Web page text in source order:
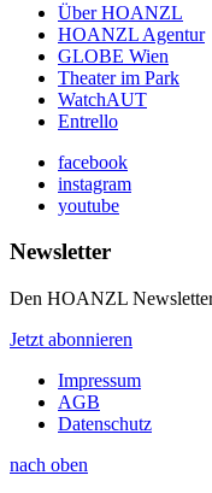
Über HOANZL
HOANZL Agentur
GLOBE Wien
Theater im Park
WatchAUT
Entrello
facebook
instagram
youtube
Newsletter
Den HOANZL
Jetzt abonnieren
Impressum
AGB
Datenschutz
nach oben